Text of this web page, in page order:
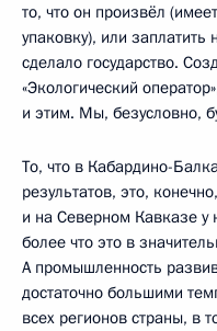
то, что он произвёл
упаковку), или заплатить
сделало государство.
«Экологический
и этим. Мы, безусловно,
То, что в Кабардино-
результатов, это,
и на Северном Кавказе у
более что это в
А промышленность
достаточно большими
всех регионов страны, в